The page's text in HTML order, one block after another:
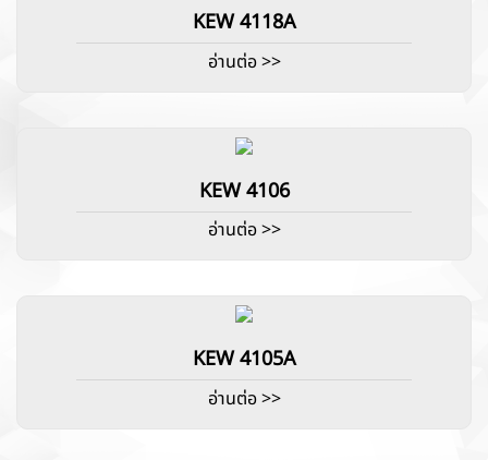
KEW 4118A
อ่านต่อ >>
KEW 4106
อ่านต่อ >>
KEW 4105A
อ่านต่อ >>